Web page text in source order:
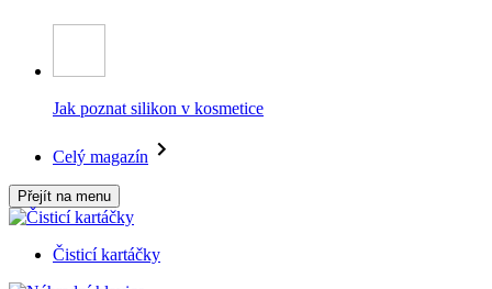
Jak poznat silikon v kosmetice
Celý magazín
Přejít na menu
Čisticí kartáčky